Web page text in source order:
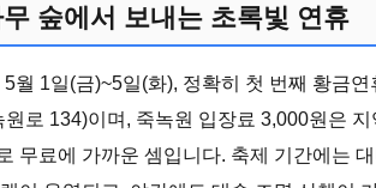
숲에서 보내는 초록빛 연휴
월 1일(금)~5일(화), 정확히 첫 번째 황금
로 134)이며, 죽녹원 입장료 3,000원은
무료에 가까운 셈입니다. 축제 기간에는